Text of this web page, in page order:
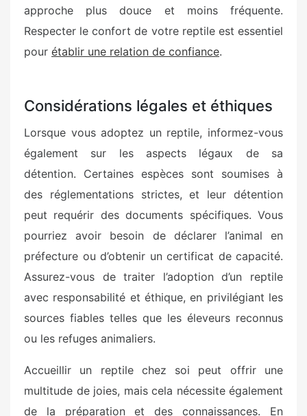
approche plus douce et moins fréquente.
Respecter le confort de votre reptile est essentiel
pour établir une relation de confiance.
Considérations légales et éthiques
Lorsque vous adoptez un reptile, informez-vous
également sur les aspects légaux de sa
détention. Certaines espèces sont soumises à
des réglementations strictes, et leur détention
peut requérir des documents spécifiques. Vous
pourriez avoir besoin de déclarer l’animal en
préfecture ou d’obtenir un certificat de capacité.
Assurez-vous de traiter l’adoption d’un reptile
avec responsabilité et éthique, en privilégiant les
sources fiables telles que les éleveurs reconnus
ou les refuges animaliers.
Accueillir un reptile chez soi peut offrir une
multitude de joies, mais cela nécessite également
de la préparation et des connaissances. En